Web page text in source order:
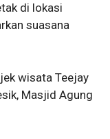
di lokasi
suasana
wisata Teejay
Masjid Agung